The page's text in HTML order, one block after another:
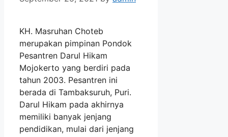
KH. Masruhan Choteb
merupakan pimpinan Pondok
Pesantren Darul Hikam
Mojokerto yang berdiri pada
tahun 2003. Pesantren ini
berada di Tambaksuruh, Puri.
Darul Hikam pada akhirnya
memiliki banyak jenjang
pendidikan, mulai dari jenjang